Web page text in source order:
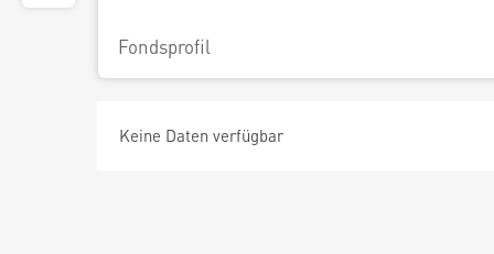
Fondsprofil
Keine Daten verfügbar